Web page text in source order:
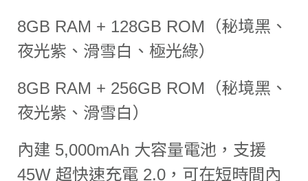
8GB RAM + 128GB ROM（秘境黑、
夜光紫、滑雪白、極光綠）
8GB RAM + 256GB ROM（秘境黑、
夜光紫、滑雪白）
內建 5,000mAh 大容量電池，支援
45W 超快速充電 2.0，可在短時間內